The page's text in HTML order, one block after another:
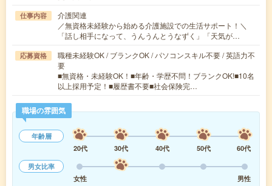
仕事内容
介護関連
／無資格未経験から始める介護施設での生活サポート！＼
「話し相手になって、うんうんとうなずく」「天気が…
応募資格
職種未経験OK / ブランクOK / パソコンスキル不要 / 英語力不
要
■無資格・未経験OK！■年齢・学歴不問！ブランクOK!■10名
以上採用予定！■履歴書不要■社会保険完…
職場の雰囲気
年齢層
20代
30代 40代 50代
60代
男女比率
女性
男性